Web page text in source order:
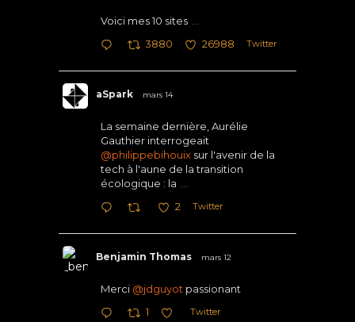
Voici mes 10 sites ...
3880 26988 Twitter
aSpark mars 14
La semaine dernière, Aurélie
Gauthier interrogeait
@philippebihouix sur l'avenir de la
tech à l'aune de la transition
écologique : la ...
2 Twitter
Benjamin Thomas mars 12
Merci @jdguyot passionant
1 Twitter